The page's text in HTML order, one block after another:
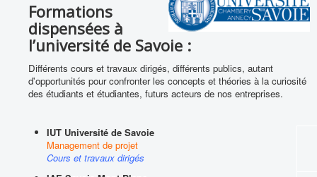
Formations
dispensées à
l’université de Savoie :
Différents cours et travaux dirigés, différents publics, autant
d'opportunités pour confronter les concepts et théories à la curiosité
des étudiants et étudiantes, futurs acteurs de nos entreprises.
IUT Université de Savoie
Management de projet
Cours et travaux dirigés